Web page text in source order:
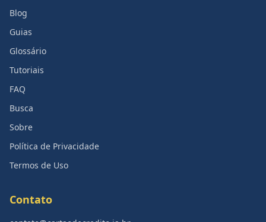
Blog
Guias
Glossário
Tutoriais
FAQ
Busca
Sobre
Política de Privacidade
Termos de Uso
Contato